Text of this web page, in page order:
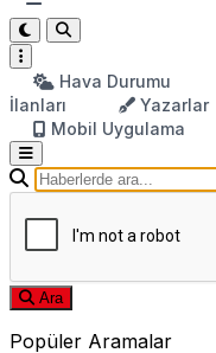
Hava Durumu
İlanları
Yazarlar
Mobil Uygulama
Ara
Popüler Aramalar